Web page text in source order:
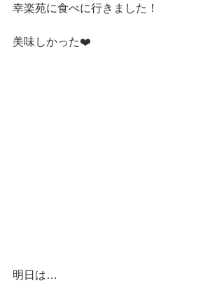
幸楽苑に食べに行きました！
美味しかった❤️
明日は…